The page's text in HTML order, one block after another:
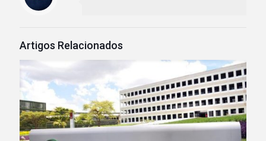
Artigos Relacionados